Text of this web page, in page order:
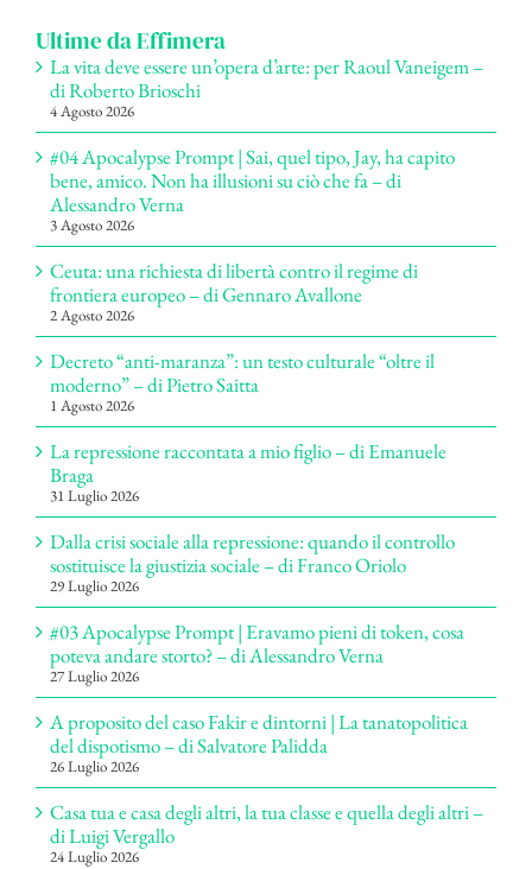
Ultime da Effimera
La vita deve essere un’opera d’arte: per Raoul Vaneigem –
di Roberto Brioschi
4 Agosto 2026
#04 Apocalypse Prompt | Sai, quel tipo, Jay, ha capito
bene, amico. Non ha illusioni su ciò che fa – di
Alessandro Verna
3 Agosto 2026
Ceuta: una richiesta di libertà contro il regime di
frontiera europeo – di Gennaro Avallone
2 Agosto 2026
Decreto “anti-maranza”: un testo culturale “oltre il
moderno” – di Pietro Saitta
1 Agosto 2026
La repressione raccontata a mio figlio – di Emanuele
Braga
31 Luglio 2026
Dalla crisi sociale alla repressione: quando il controllo
sostituisce la giustizia sociale – di Franco Oriolo
29 Luglio 2026
#03 Apocalypse Prompt | Eravamo pieni di token, cosa
poteva andare storto? – di Alessandro Verna
27 Luglio 2026
A proposito del caso Fakir e dintorni | La tanatopolitica
del dispotismo – di Salvatore Palidda
26 Luglio 2026
Casa tua e casa degli altri, la tua classe e quella degli altri –
di Luigi Vergallo
24 Luglio 2026